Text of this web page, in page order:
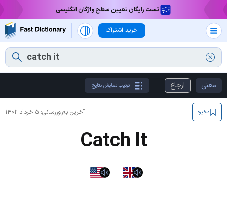
تست رایگان تعیین سطح واژگان انگلیسی
خرید اشتراک
معنی ارجاع ترتیب نمایش نتایج
آخرین به‌روزرسانی: ۵ خرداد ۱۴۰۲ ذخیره
Catch It